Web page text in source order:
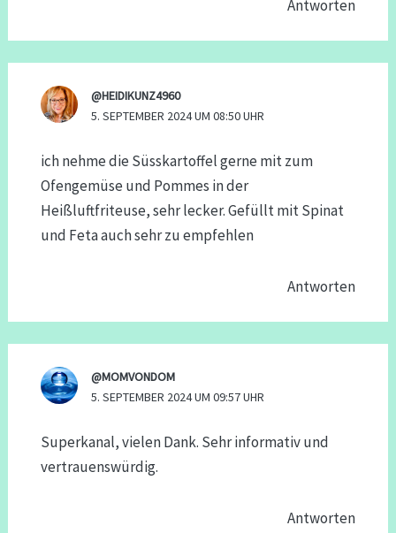
Antworten
@HEIDIKUNZ4960
5. SEPTEMBER 2024 UM 08:50 UHR
ich nehme die Süsskartoffel gerne mit zum
Ofengemüse und Pommes in der
Heißluftfriteuse, sehr lecker. Gefüllt mit Spinat
und Feta auch sehr zu empfehlen
Antworten
@MOMVONDOM
5. SEPTEMBER 2024 UM 09:57 UHR
Superkanal, vielen Dank. Sehr informativ und
vertrauenswürdig.
Antworten